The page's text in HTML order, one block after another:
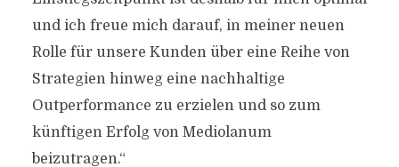
und ich freue mich darauf, in meiner neuen
Rolle für unsere Kunden über eine Reihe von
Strategien hinweg eine nachhaltige
Outperformance zu erzielen und so zum
künftigen Erfolg von Mediolanum
beizutragen.“